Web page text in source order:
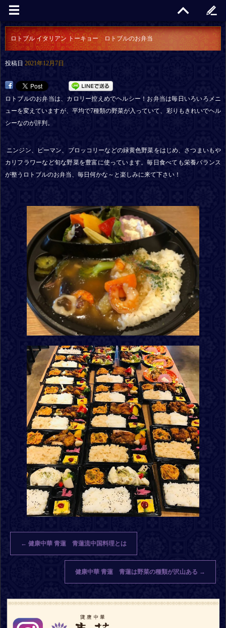
ロトブル イタリアン トーキョー ロトブルのお弁当
投稿日 2021年12月7日
ロトブルのお弁当は、カロリー控えめでヘルシー！お弁当は毎日いろいろメニ
ューを変えていますが、平均で7種類の野菜が入っていて、彩りもきれいでヘル
シーなのが評判。
ニンジン、ピーマン、ブロッコリーなどの緑黄色野菜をはじめ、さつまいもや
カリフラワーなど旬な野菜を豊富に使っています。毎日食べても栄養バランス
が整うロトブルのお弁当、毎日何かな～と楽しみに来て下さい！
← 健康中華 青蓮 青蓮流中国料理とは
健康中華 青蓮 青蓮は野菜の種類が沢山ある →